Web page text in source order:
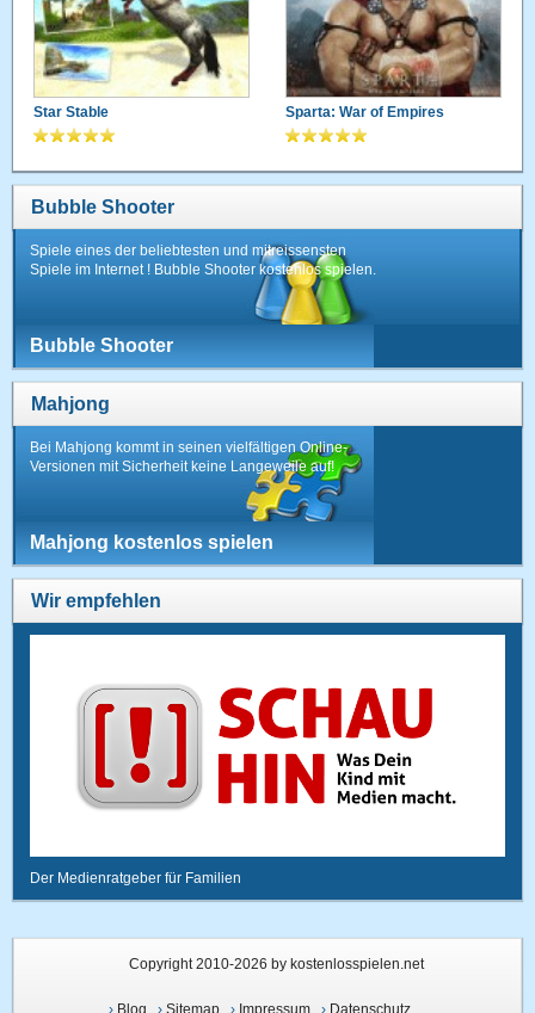
Star Stable Sparta: War of Empires
Bubble Shooter
Spiele eines der beliebtesten und mitreissensten
Spiele im Internet ! Bubble Shooter kostenlos spielen.
Bubble Shooter
Mahjong
Bei Mahjong kommt in seinen vielfältigen Online-
Versionen mit Sicherheit keine Langeweile auf!
Mahjong kostenlos spielen
Wir empfehlen
Der Medienratgeber für Familien
Copyright 2010-2026 by kostenlosspielen.net
› Blog › Sitemap› Impressum› Datenschutz